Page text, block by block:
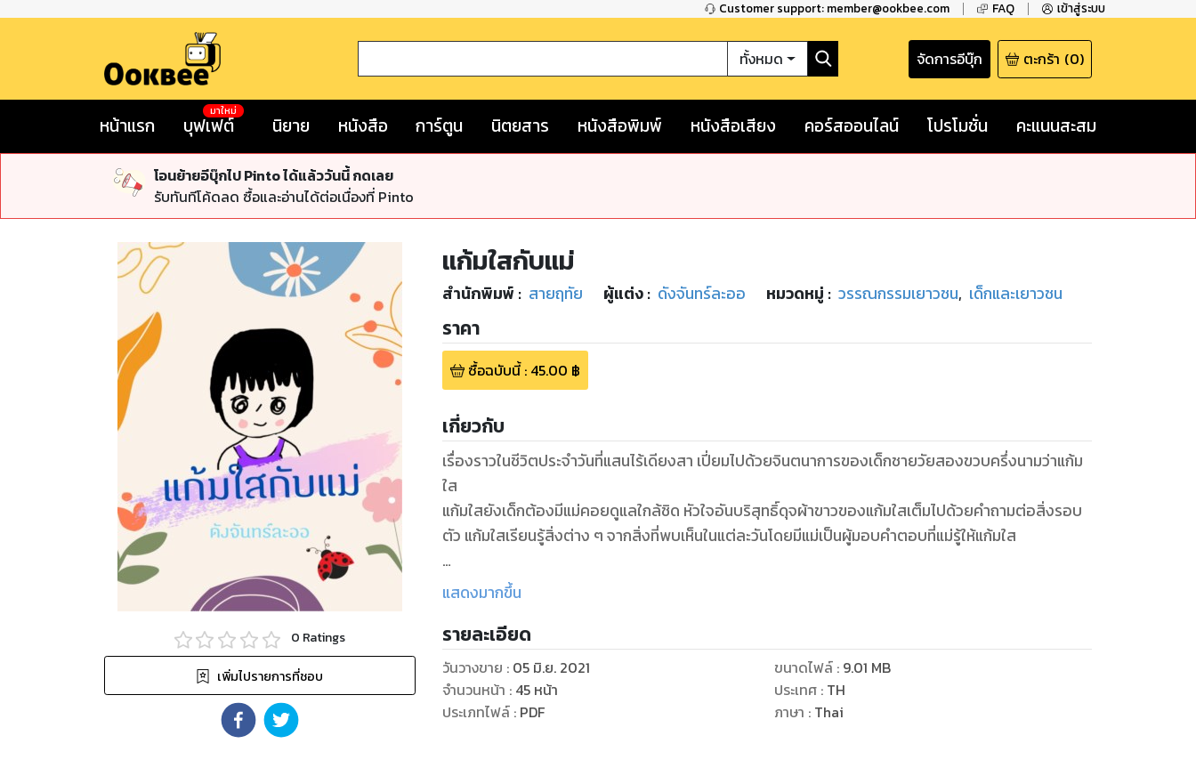
Customer support: member@ookbee.com FAQ เข้าสู่ระบบ
ทั้งหมด จัดการอีบุ๊ก ตะกร้า (0)
หน้าแรก บุฟเฟต์
มาใหม่
นิยาย หนังสือ การ์ตูน นิตยสาร หนังสือพิมพ์ หนังสือเสียง คอร์สออนไลน์ โปรโมชั่น คะแนนสะสม
โอนย้ายอีบุ๊กไป Pinto ได้แล้ววันนี้ กดเลย
รับทันทีโค้ดลด ซื้อและอ่านได้ต่อเนื่องที่ Pinto
0 Ratings
เพิ่มไปรายการที่ชอบ
แก้มใสกับแม่
สำนักพิมพ์ : สายฤทัย ผู้แต่ง : ดังจันทร์ละออ หมวดหมู่ : วรรณกรรมเยาวชน, เด็กและเยาวชน
ราคา
ซื้อฉบับนี้: 45.00 ฿
เกี่ยวกับ
เรื่องราวในชีวิตประจำวันที่แสนไร้เดียงสา เปี่ยมไปด้วยจินตนาการของเด็กชายวัยสองขวบครึ่งนามว่าแก้ม
ใส
แก้มใสยังเด็กต้องมีแม่คอยดูแลใกล้ชิด หัวใจอันบริสุทธิ์ดุจผ้าขาวของแก้มใสเต็มไปด้วยคำถามต่อสิ่งรอบ
ตัว แก้มใสเรียนรู้สิ่งต่าง ๆ จากสิ่งที่พบเห็นในแต่ละวันโดยมีแม่เป็นผู้มอบคำตอบที่แม่รู้ให้แก้มใส
แสดงมากขึ้น
รายละเอียด
วันวางขาย : 05 มิ.ย. 2021
จำนวนหน้า : 45 หน้า
ประเภทไฟล์: PDF
ขนาดไฟล์: 9.01 MB
ประเทศ : TH
ภาษา : Thai